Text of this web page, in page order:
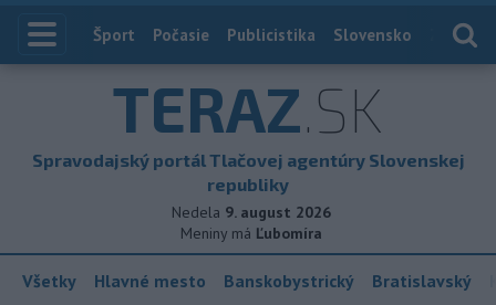
Index
Šport Počasie Publicistika Slovensko
TERAZ.SK
Spravodajský portál Tlačovej agentúry Slovenskej
republiky
Nedela 9. august 2026
Meniny má Ľubomíra
Všetky Hlavné mesto Banskobystrický Bratislavský